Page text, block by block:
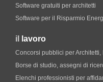
Software gratuiti per architetti
Software per il Risparmio
il lavoro
Concorsi pubblici per Architetti,
Borse di studio, assegni di
Elenchi professionisti per